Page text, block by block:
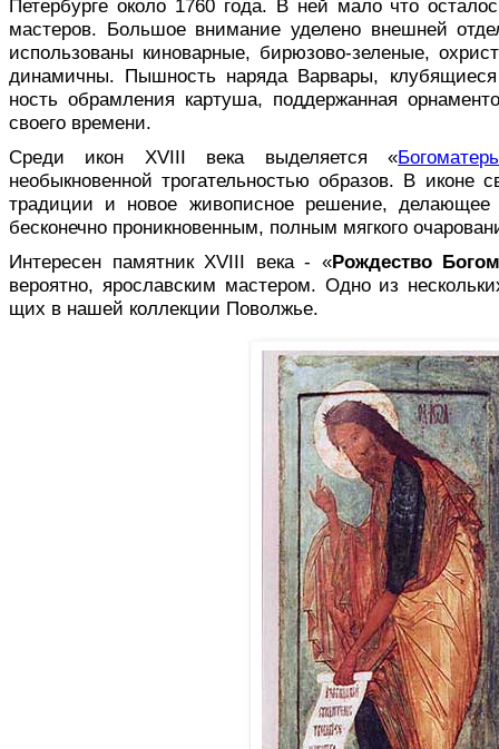
Петербурге около 1760 года. В ней мало что
мастеров. Большое внимание уделено внешней
использованы киноварные, бирюзово-зе­леные,
динамичны. Пышность наряда Варвары,
ность обрамления картуша, поддержанная
своего времени.
Среди икон XVIII века выделяется «
необыкновенной трогательностью образов. В иконе
традиции и новое живописное решение,
бесконечно проникновенным, полным мяг­кого
Интересен памятник XVIII века - «Рож­дество
вероятно, ярославским мастером. Одно из
щих в нашей коллекции Поволжье.